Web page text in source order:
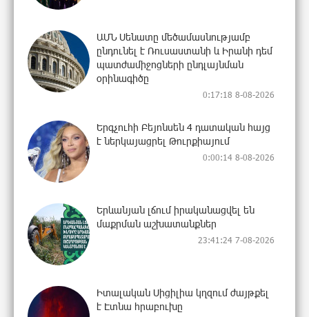
ԱՄՆ Սենատը մեծամասնությամբ
ընդունել է Ռուսաստանի և Իրանի դեմ
պատժամիջոցների ընդլայնման
օրինագիծը
0:17:18 8-08-2026
Երգչուհի Բեյոնսեն ​​4 դատական հայց
է ներկայացրել Թուրքիայում
0:00:14 8-08-2026
Երևանյան լճում իրականացվել են
մաքրման աշխատանքներ
23:41:24 7-08-2026
Իտալական Սիցիլիա կղզում ժայթքել
է Էտնա հրաբուխը